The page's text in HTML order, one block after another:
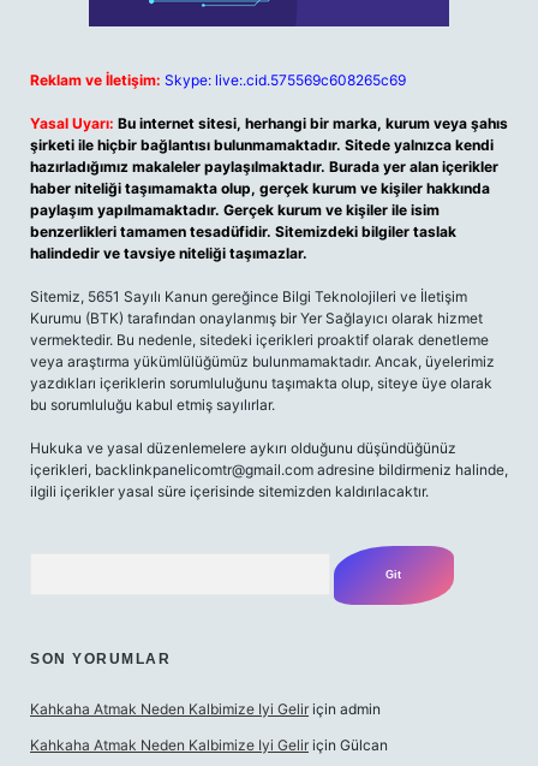
Reklam ve İletişim: Skype: live:.cid.575569c608265c69
Yasal Uyarı: Bu internet sitesi, herhangi bir marka, kurum veya şahıs
şirketi ile hiçbir bağlantısı bulunmamaktadır. Sitede yalnızca kendi
hazırladığımız makaleler paylaşılmaktadır. Burada yer alan içerikler
haber niteliği taşımamakta olup, gerçek kurum ve kişiler hakkında
paylaşım yapılmamaktadır. Gerçek kurum ve kişiler ile isim
benzerlikleri tamamen tesadüfidir. Sitemizdeki bilgiler taslak
halindedir ve tavsiye niteliği taşımazlar.
Sitemiz, 5651 Sayılı Kanun gereğince Bilgi Teknolojileri ve İletişim
Kurumu (BTK) tarafından onaylanmış bir Yer Sağlayıcı olarak hizmet
vermektedir. Bu nedenle, sitedeki içerikleri proaktif olarak denetleme
veya araştırma yükümlülüğümüz bulunmamaktadır. Ancak, üyelerimiz
yazdıkları içeriklerin sorumluluğunu taşımakta olup, siteye üye olarak
bu sorumluluğu kabul etmiş sayılırlar.
Hukuka ve yasal düzenlemelere aykırı olduğunu düşündüğünüz
içerikleri, backlinkpanelicomtr@gmail.com adresine bildirmeniz halinde,
ilgili içerikler yasal süre içerisinde sitemizden kaldırılacaktır.
SON YORUMLAR
Kahkaha Atmak Neden Kalbimize Iyi Gelir için admin
Kahkaha Atmak Neden Kalbimize Iyi Gelir için Gülcan